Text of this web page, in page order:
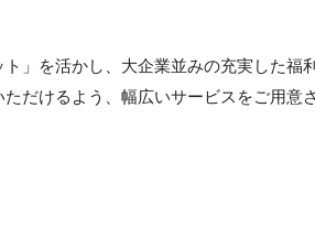
」を活かし、大企業並みの充実した福
だけるよう、幅広いサービスをご用意